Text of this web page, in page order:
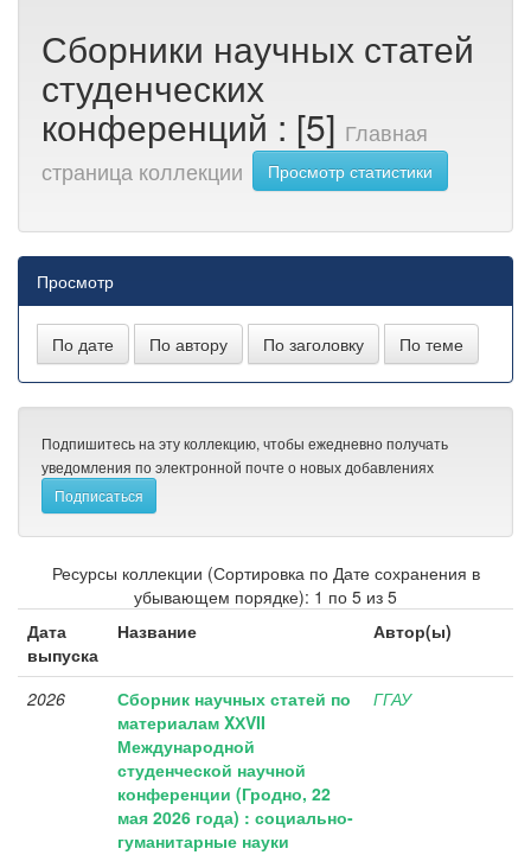
Сборники научных статей
студенческих
конференций : [5] Главная
страница коллекции
Просмотр статистики
Просмотр
Подпишитесь на эту коллекцию, чтобы ежедневно получать
уведомления по электронной почте о новых добавлениях
Ресурсы коллекции (Сортировка по Дате сохранения в
убывающем порядке): 1 по 5 из 5
Дата
выпуска
Название Автор(ы)
2026
Сборник научных статей по
материалам XХVII
Международной
студенческой научной
конференции (Гродно, 22
мая 2026 года) : социально-
гуманитарные науки
ГГАУ